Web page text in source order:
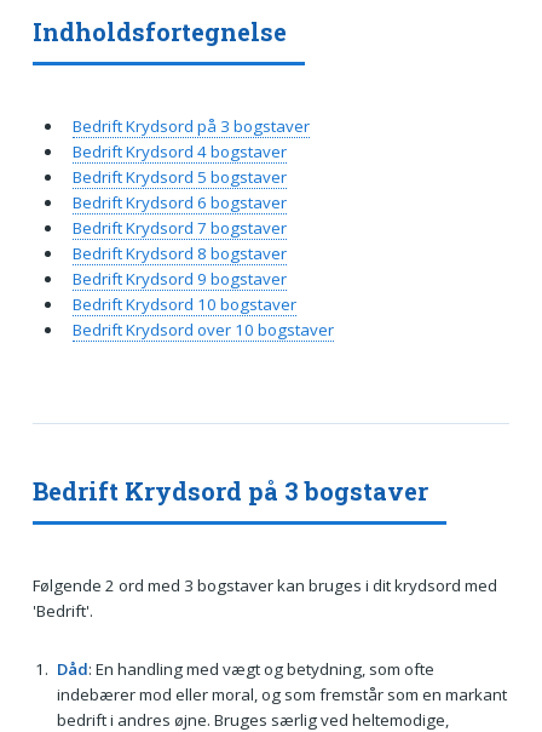
Bedrift Krydsord på 3 bogstaver
Følgende 2 ord med 3 bogstaver kan bruges i dit krydsord med
'Bedrift'.
Dåd: En handling med vægt og betydning, som ofte
indebærer mod eller moral, og som fremstår som en markant
bedrift i andres øjne. Bruges særlig ved heltemodige,
Indholdsfortegnelse
Bedrift Krydsord på 3 bogstaver
Bedrift Krydsord 4 bogstaver
Bedrift Krydsord 5 bogstaver
Bedrift Krydsord 6 bogstaver
Bedrift Krydsord 7 bogstaver
Bedrift Krydsord 8 bogstaver
Bedrift Krydsord 9 bogstaver
Bedrift Krydsord 10 bogstaver
Bedrift Krydsord over 10 bogstaver